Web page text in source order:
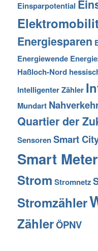
Einsparpotential
Energiesparen
Energiewende
Haßloch-Nord
Intelligenter Zähler
Mundart
Quartier der
SensorenSmart
Smart Meter
Strom Stromnetz
Stromzähler
ZählerÖPNV